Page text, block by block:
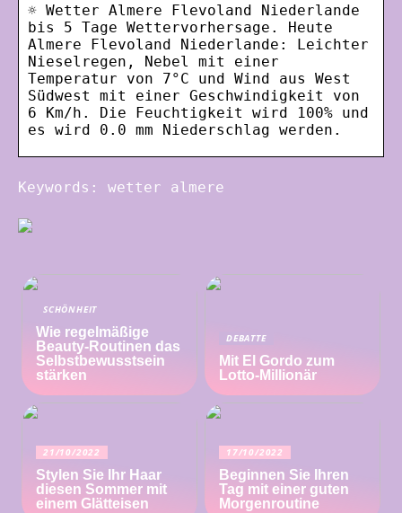
☼ Wetter Almere Flevoland Niederlande
bis 5 Tage Wettervorhersage. Heute
Almere Flevoland Niederlande: Leichter
Nieselregen, Nebel mit einer
Temperatur von 7°C und Wind aus West
Südwest mit einer Geschwindigkeit von
6 Km/h. Die Feuchtigkeit wird 100% und
es wird 0.0 mm Niederschlag werden.
Keywords: wetter almere
SCHÖNHEIT
Wie regelmäßige
Beauty-Routinen das
Selbstbewusstsein
stärken
DEBATTE
Mit El Gordo zum
Lotto-Millionär
21/10/2022
Stylen Sie Ihr Haar
diesen Sommer mit
einem Glätteisen
17/10/2022
Beginnen Sie Ihren
Tag mit einer guten
Morgenroutine